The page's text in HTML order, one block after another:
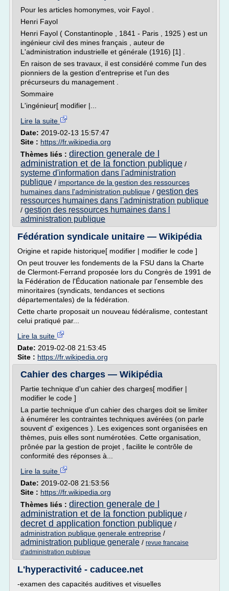
Pour les articles homonymes, voir Fayol .
Henri Fayol
Henri Fayol ( Constantinople , 1841 - Paris , 1925 ) est un
ingénieur civil des mines français , auteur de
L'administration industrielle et générale (1916) [1] .
En raison de ses travaux, il est considéré comme l'un des
pionniers de la gestion d'entreprise et l'un des
précurseurs du management .
Sommaire
L'ingénieur[ modifier |...
Lire la suite
Date: 2019-02-13 15:57:47
Site : https://fr.wikipedia.org
Thèmes liés : direction generale de l
administration et de la fonction publique /
systeme d'information dans l'administration
publique / importance de la gestion des ressources
humaines dans l'administration publique / gestion des
ressources humaines dans l'administration publique
/ gestion des ressources humaines dans l
administration publique
Fédération syndicale unitaire — Wikipédia
Origine et rapide historique[ modifier | modifier le code ]
On peut trouver les fondements de la FSU dans la Charte
de Clermont-Ferrand proposée lors du Congrès de 1991 de
la Fédération de l'Éducation nationale par l'ensemble des
minoritaires (syndicats, tendances et sections
départementales) de la fédération.
Cette charte proposait un nouveau fédéralisme, contestant
celui pratiqué par...
Lire la suite
Date: 2019-02-08 21:53:45
Site : https://fr.wikipedia.org
Cahier des charges — Wikipédia
Partie technique d'un cahier des charges[ modifier |
modifier le code ]
La partie technique d'un cahier des charges doit se limiter
à énumérer les contraintes techniques avérées (on parle
souvent d' exigences ). Les exigences sont organisées en
thèmes, puis elles sont numérotées. Cette organisation,
prônée par la gestion de projet , facilite le contrôle de
conformité des réponses à...
Lire la suite
Date: 2019-02-08 21:53:56
Site : https://fr.wikipedia.org
Thèmes liés : direction generale de l
administration et de la fonction publique /
decret d application fonction publique /
administration publique generale entreprise /
administration publique generale / revue francaise
d'administration publique
L'hyperactivité - caducee.net
-examen des capacités auditives et visuelles